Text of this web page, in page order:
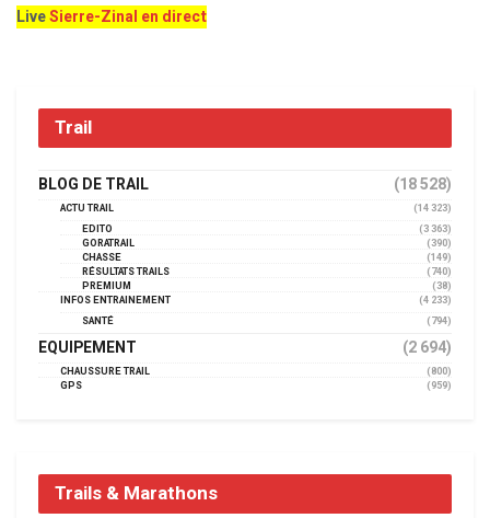
LiveSierre-Zinal en direct
Trail
BLOG DE TRAIL (18 528)
ACTU TRAIL
(14 323)
EDITO
(3 363)
GORATRAIL
(390)
CHASSE
(149)
RÉSULTATS TRAILS
(740)
PREMIUM
(38)
INFOS ENTRAINEMENT
(4 233)
SANTÉ
(794)
EQUIPEMENT (2 694)
CHAUSSURE TRAIL
(800)
GPS
(959)
Trails & Marathons